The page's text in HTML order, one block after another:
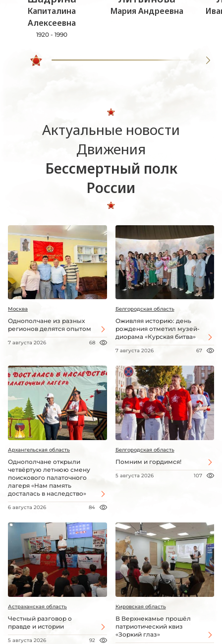
Капиталина
Алексеевна
1920 - 1990
Мария Андреевна
Актуальные новости
Движения
Бессмертный полк
России
Москва
Однополчане из разных
регионов делятся опытом
7 августа 2026 68
Белгородская область
Оживляя историю: день
рождения отметил музей-
диорама «Курская битва»
7 августа 2026 67
Архангельская область
Однополчане открыли
четвёртую летнюю смену
поискового палаточного
лагеря «Нам память
досталась в наследство»
6 августа 2026 84
Белгородская область
Помним и гордимся!
5 августа 2026 107
Астраханская область
Честный разговор о
правде и истории
5 августа 2026 92
Кировская область
В Верхнекамье прошёл
патриотический квиз
«Зоркий глаз»